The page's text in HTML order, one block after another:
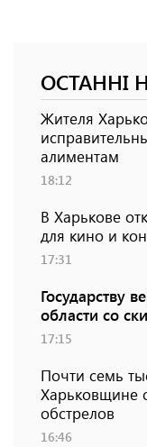
ОСТАННІ
Жителя
алиментам
18:12
В Харькове
для кино и
17:31
Государству
области со
17:15
Почти семь
Харьковщине
обстрелов
16:46